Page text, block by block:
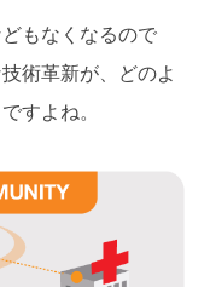
もなくなるので
術革新が、どのよ
すよね。